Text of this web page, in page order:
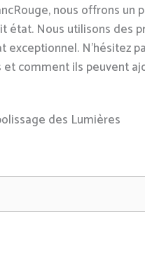
nous offrons
état. Nous utilisons des
exceptionnel. N'hésitez
comment ils peuvent
des Lumières